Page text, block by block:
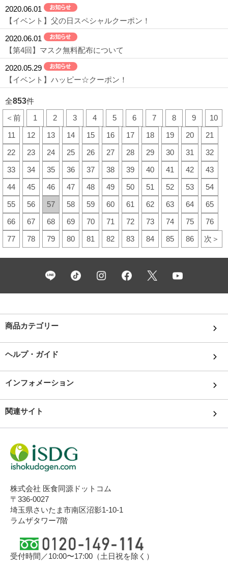
2020.06.01
【イベント】父の日スペシャルクーポン！
2020.06.01
【第4回】マスク無料配布について
2020.05.29
【イベント】ハッピー☆クーポン！
全853件
＜前
1 2 3 4 5 6 7 8 9
10
11
12 13 14 15 16 17 18 19 20
21
22
23 24 25 26 27 28 29 30 31
32
33
34 35 36 37 38 39 40 41 42
43
44
45 46 47 48 49 50 51 52 53
54
55
56 57 58 59 60 61 62 63 64
65
66
67 68 69 70 71 72 73 74 75
76
77
78 79 80 81 82 83 84 85 86 次＞
商品カテゴリー
ヘルプ・ガイド
インフォメーション
関連サイト
株式会社 医食同源ドットコム
〒336-0027
埼玉県さいたま市南区沼影1-10-1
ラムザタワー7階
受付時間／10:00〜17:00（土日祝を除く）